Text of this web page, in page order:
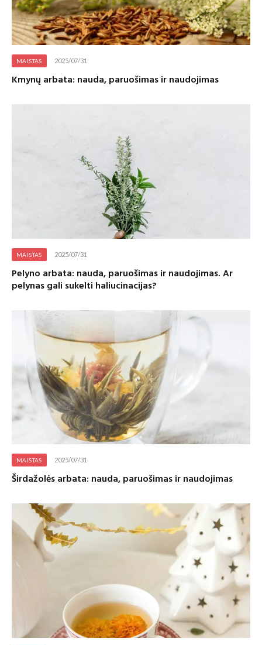
MAISTAS 2025/07/31
Kmynų arbata: nauda, paruošimas ir naudojimas
MAISTAS 2025/07/31
Pelyno arbata: nauda, paruošimas ir naudojimas. Ar
pelynas gali sukelti haliucinacijas?
MAISTAS 2025/07/31
Širdažolės arbata: nauda, paruošimas ir naudojimas